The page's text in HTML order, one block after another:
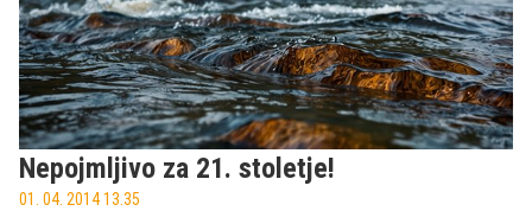
Nepojmljivo za 21. stoletje!
01. 04. 2014 13.35